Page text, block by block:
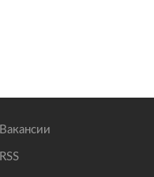
Вакансии
RSS